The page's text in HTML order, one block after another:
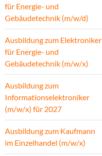
für Energie- und
Gebäudetechnik (m/w/d)
Ausbildung zum Elektroniker
für Energie- und
Gebäudetechnik (m/w/x)
Ausbildung zum
Informationselektroniker
(m/w/x) für 2027
Ausbildung zum Kaufmann
im Einzelhandel (m/w/x)